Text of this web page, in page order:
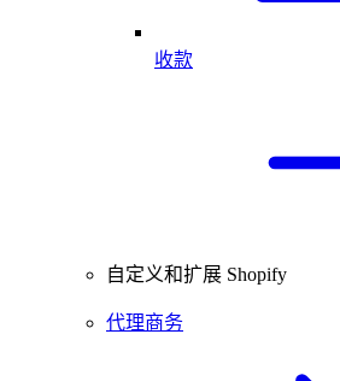
收款
自定义和扩展 Shopify
代理商务